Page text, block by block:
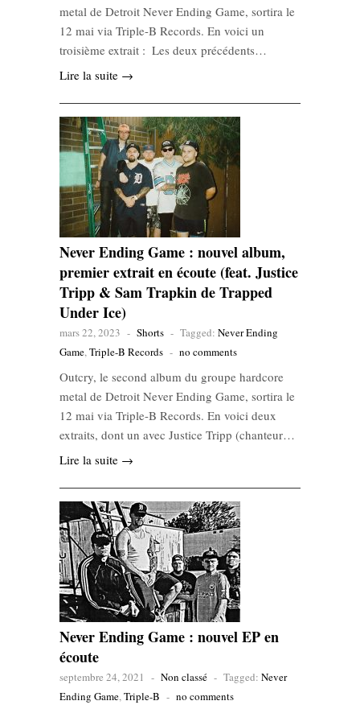
metal de Detroit Never Ending Game, sortira le
12 mai via Triple-B Records. En voici un
troisième extrait : Les deux précédents…
Lire la suite →
Never Ending Game : nouvel album,
premier extrait en écoute (feat. Justice
Tripp & Sam Trapkin de Trapped
Under Ice)
mars 22, 2023 - Shorts - Tagged: Never Ending
Game,Triple-B Records - no comments
Outcry, le second album du groupe hardcore
metal de Detroit Never Ending Game, sortira le
12 mai via Triple-B Records. En voici deux
extraits, dont un avec Justice Tripp (chanteur…
Lire la suite →
Never Ending Game : nouvel EP en
écoute
septembre 24, 2021 - Non classé - Tagged: Never
Ending Game,Triple-B - no comments